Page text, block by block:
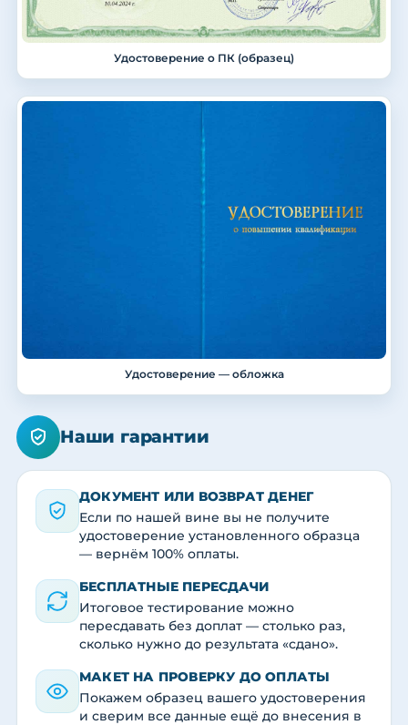
Удостоверение о ПК (образец)
Удостоверение — обложка
Наши гарантии
ДОКУМЕНТ ИЛИ ВОЗВРАТ ДЕНЕГ
Если по нашей вине вы не получите
удостоверение установленного образца
— вернём 100% оплаты.
БЕСПЛАТНЫЕ ПЕРЕСДАЧИ
Итоговое тестирование можно
пересдавать без доплат — столько раз,
сколько нужно до результата «сдано».
МАКЕТ НА ПРОВЕРКУ ДО ОПЛАТЫ
Покажем образец вашего удостоверения
и сверим все данные ещё до внесения в